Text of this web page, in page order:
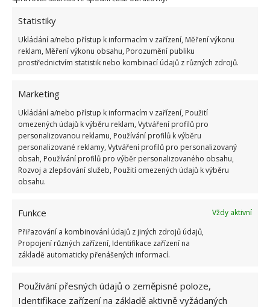
Statistiky
Ukládání a/nebo přístup k informacím v zařízení, Měření výkonu
reklam, Měření výkonu obsahu, Porozumění publiku
prostřednictvím statistik nebo kombinací údajů z různých zdrojů.
Marketing
Ukládání a/nebo přístup k informacím v zařízení, Použití
omezených údajů k výběru reklam, Vytváření profilů pro
personalizovanou reklamu, Používání profilů k výběru
personalizované reklamy, Vytváření profilů pro personalizovaný
obsah, Používání profilů pro výběr personalizovaného obsahu,
Rozvoj a zlepšování služeb, Použití omezených údajů k výběru
obsahu.
Funkce
Vždy aktivní
Přiřazování a kombinování údajů z jiných zdrojů údajů,
Propojení různých zařízení, Identifikace zařízení na
základě automaticky přenášených informací.
Používání přesných údajů o zeměpisné poloze,
Identifikace zařízení na základě aktivně vyžádaných
Vypadá naprosto dokonale
Jak z exteriérového pohledu, tak i z toho
vypadá naprosto dokonale. A to i díky citu, který
měli architekti jak při samotném návrhu, tak při
realizaci. Je vidět, že i uprostřed panenské horské
přírody je možné postavit něco, co jí nenarušuje, je
člověk cítit naprosto útulně.